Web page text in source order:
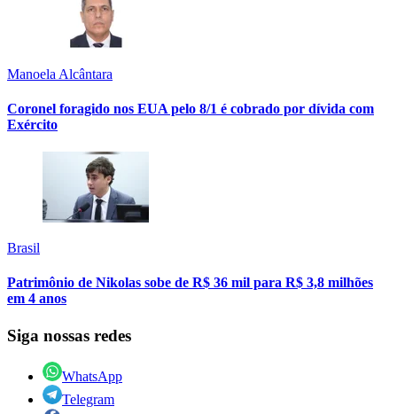
Manoela Alcântara
Coronel foragido nos EUA pelo 8/1 é cobrado por dívida com
Exército
Brasil
Patrimônio de Nikolas sobe de R$ 36 mil para R$ 3,8 milhões
em 4 anos
Siga nossas redes
WhatsApp
Telegram